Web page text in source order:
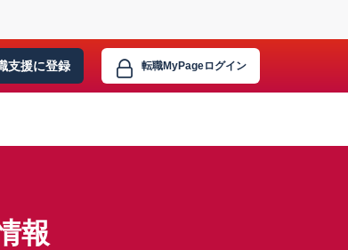
支援に登録 転職MyPageログイン
報